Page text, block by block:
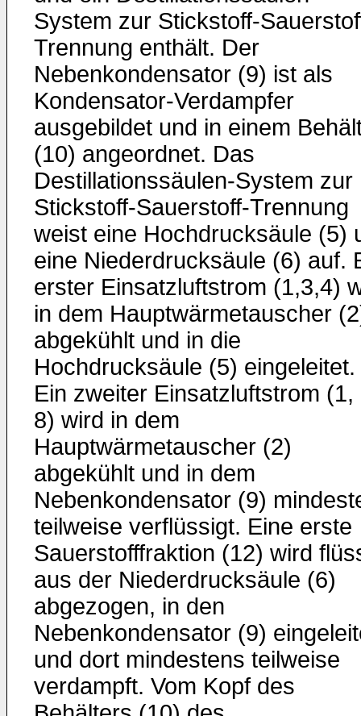
System zur Stickstoff-
Trennung enthält. Der
Nebenkondensator (9) ist als
Kondensator-Verdampfer
ausgebildet und in einem
(10) angeordnet. Das
Destillationssäulen-System zur
Stickstoff-Sauerstoff-Trennung
weist eine Hochdrucksäule (5)
eine Niederdrucksäule (6) auf.
erster Einsatzluftstrom (1,3,4)
in dem Hauptwärmetauscher
abgekühlt und in die
Hochdrucksäule (5) eingeleitet.
Ein zweiter Einsatzluftstrom (1,
8) wird in dem
Hauptwärmetauscher (2)
abgekühlt und in dem
Nebenkondensator (9)
teilweise verflüssigt. Eine erste
Sauerstofffraktion (12) wird
aus der Niederdrucksäule (6)
abgezogen, in den
Nebenkondensator (9)
und dort mindestens teilweise
verdampft. Vom Kopf des